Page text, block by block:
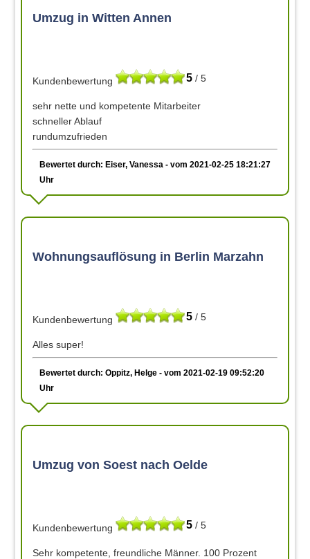
Umzug in Witten Annen
5 / 5
Kundenbewertung
sehr nette und kompetente Mitarbeiter
schneller Ablauf
rundumzufrieden
Bewertet durch: Eiser, Vanessa - vom 2021-02-25 18:21:27
Uhr
Wohnungsauflösung in Berlin Marzahn
5 / 5
Kundenbewertung
Alles super!
Bewertet durch: Oppitz, Helge - vom 2021-02-19 09:52:20
Uhr
Umzug von Soest nach Oelde
5 / 5
Kundenbewertung
Sehr kompetente, freundliche Männer. 100 Prozent